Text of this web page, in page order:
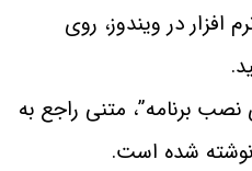
افزار در ویندوز، روی
برنامه”، متنی راجع به
نوشته شده است.